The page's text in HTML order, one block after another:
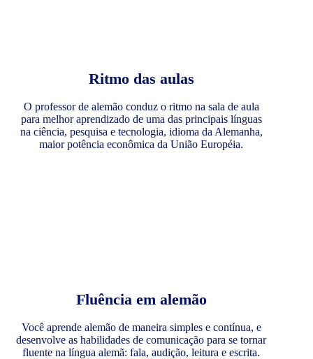
Ritmo das aulas
O professor de alemão conduz o ritmo na sala de aula
para melhor aprendizado de uma das principais línguas
na ciência, pesquisa e tecnologia, idioma da Alemanha,
maior potência econômica da União Européia.
Fluência em alemão
Você aprende alemão de maneira simples e contínua, e
desenvolve as habilidades de comunicação para se tornar
fluente na língua alemã: fala, audição, leitura e escrita.